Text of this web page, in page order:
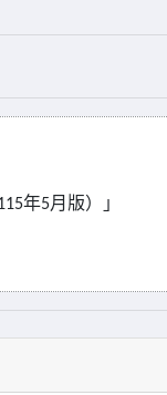
年5月版）」